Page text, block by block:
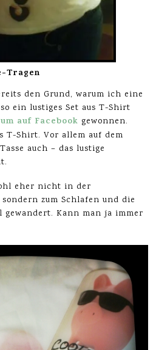
Tragen
den Grund, warum ich eine
ein lustiges Set aus T-Shirt
auf Facebook gewonnen.
T-Shirt. Vor allem auf dem
auch – das lustige
eher nicht in der
zum Schlafen und die
gewandert. Kann man ja immer